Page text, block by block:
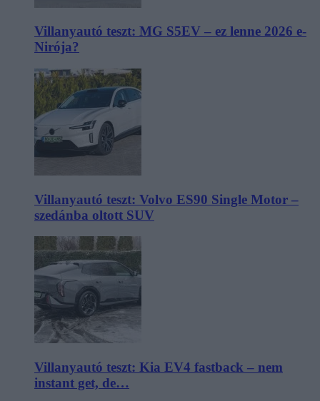
Villanyautó teszt: MG S5EV – ez lenne 2026 e-
Nirója?
Villanyautó teszt: Volvo ES90 Single Motor –
szedánba oltott SUV
Villanyautó teszt: Kia EV4 fastback – nem
instant get, de…